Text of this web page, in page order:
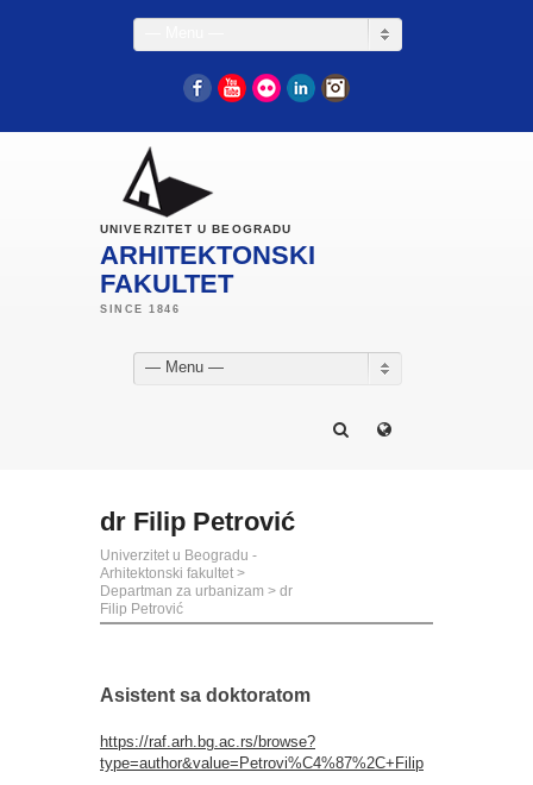
FacebookYouTube
Flickr LinkedIn
UNIVERZITET U BEOGRADU
ARHITEKTONSKI
FAKULTET
— Menu —
dr Filip Petrović
Univerzitet u Beogradu -
Arhitektonski fakultet >
Departman za urbanizam > dr
Filip Petrović
Asistent sa doktoratom
https://raf.arh.bg.ac.rs/browse?
type=author&value=Petrovi%C4%87%2C+Filip